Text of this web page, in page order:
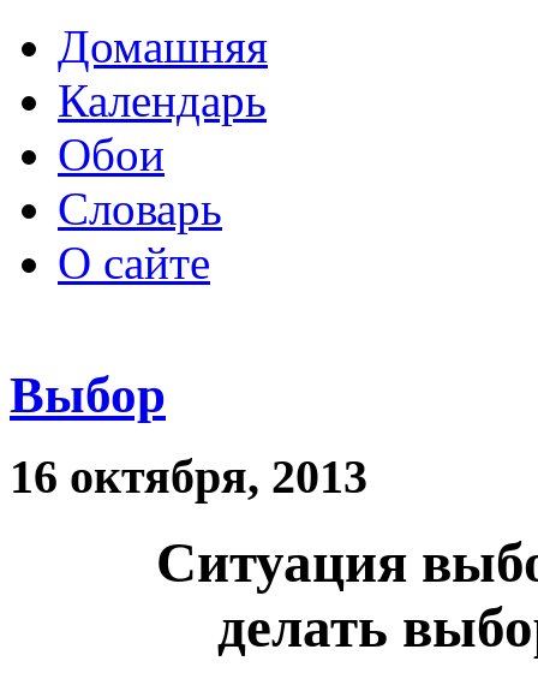
Домашняя
Календарь
Обои
Словарь
О сайте
Выбор
16 октября, 2013
Ситуация
делать